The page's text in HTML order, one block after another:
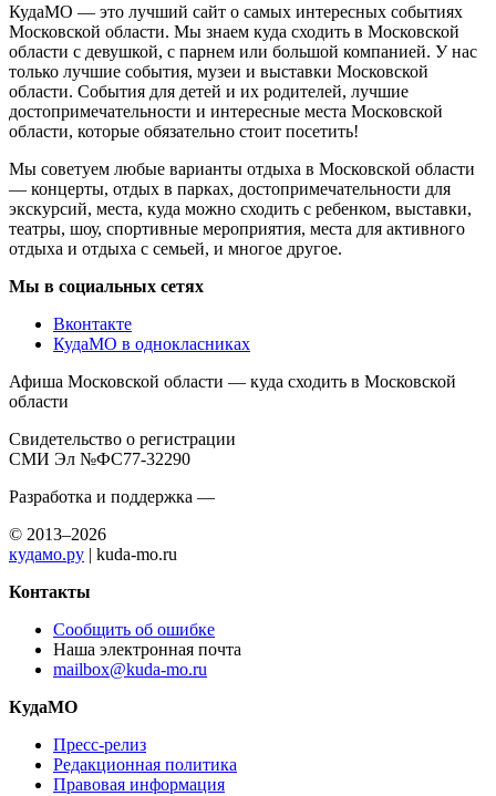
КудаМО — это лучший сайт о самых интересных событиях
Московской области. Мы знаем куда сходить в Московской
области с девушкой, с парнем или большой компанией. У нас
только лучшие события, музеи и выставки Московской
области. События для детей и их родителей, лучшие
достопримечательности и интересные места Московской
области, которые обязательно стоит посетить!
Мы советуем любые варианты отдыха в Московской области
— концерты, отдых в парках, достопримечательности для
экскурсий, места, куда можно сходить с ребенком, выставки,
театры, шоу, спортивные мероприятия, места для активного
отдыха и отдыха с семьей, и многое другое.
Мы в социальных сетях
Вконтакте
КудаМО в однокласниках
Афиша Московской области — куда сходить в Московской
области
Свидетельство о регистрации
СМИ Эл №ФС77-32290
Разработка и поддержка —
© 2013–2026
кудамо.ру | kuda-mo.ru
Контакты
Сообщить об ошибке
Наша электронная почта
mailbox@kuda-mo.ru
КудаМО
Пресс-релиз
Редакционная политика
Правовая информация